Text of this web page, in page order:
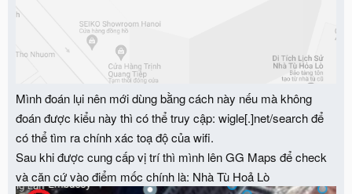
Mình đoán lụi nên mới dùng bằng cách này nếu mà không
đoán được kiểu này thì có thể truy cập: wigle[.]net/search để
có thể tìm ra chính xác toạ độ của wifi.
Sau khi được cung cấp vị trí thì mình lên GG Maps để check
và căn cứ vào điểm mốc chính là: Nhà Tù Hoả Lò